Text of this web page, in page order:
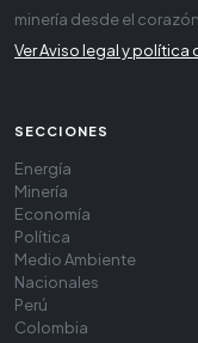
minería desde el
Ver Aviso legal y política
SECCIONES
Energía
Minería
Economía
Política
Medio Ambiente
Nacionales
Perú
Colombia